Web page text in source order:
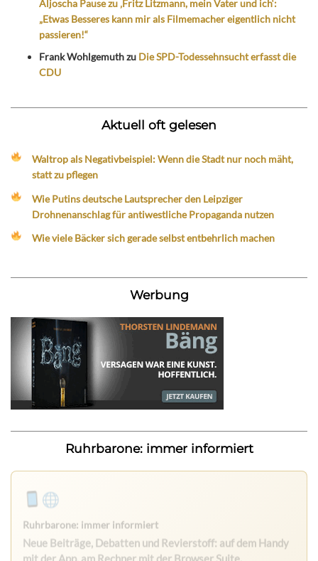
Aljoscha Pause zu ‚Fritz Litzmann, mein Vater und ich‘:
„Etwas Besseres kann mir als Filmemacher eigentlich nicht
passieren!“
Frank Wohlgemuthzu Die SPD-Todessehnsucht erfasst die
CDU
Aktuell oft gelesen
Waltrop als Negativbeispiel: Wenn die Stadt nur noch mäht,
statt zu pflegen
Wie Putins deutsche Lautsprecher den Leipziger
Drohnenanschlag für antiwestliche Propaganda nutzen
Wie viele Bäcker sich gerade selbst entbehrlich machen
Werbung
Ruhrbarone: immer informiert
Ruhrbarone: immer informiert
Neue Beiträge, Debatten und Revierstoff: auf dem Handy
mit der App, am Rechner mit der Browser Suite.